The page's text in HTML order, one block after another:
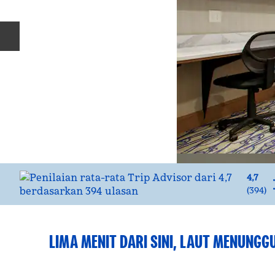
4,7
(394)
•
•
LIMA MENIT DARI SINI, LAUT